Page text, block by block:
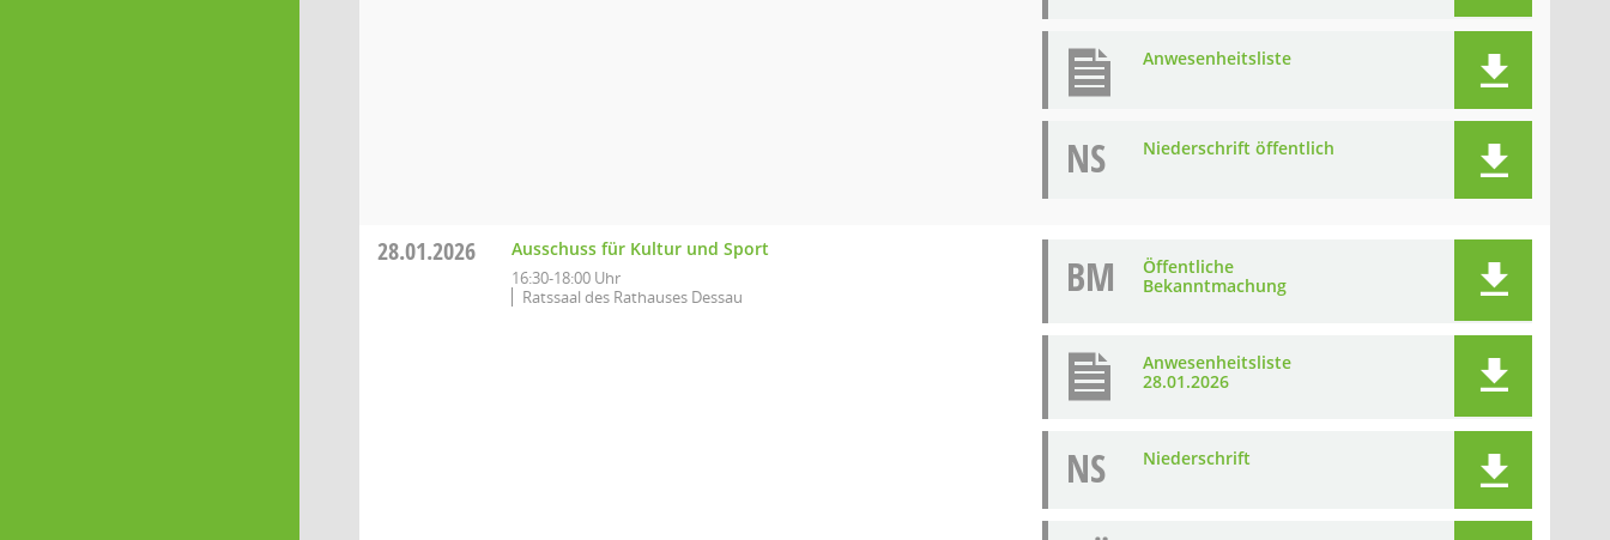
Anwesenheitsliste
NS Niederschrift öffentlich
28.01.2026 Ausschuss für Kultur und Sport
16:30-18:00 Uhr
Ratssaal des Rathauses Dessau
BM
Öffentliche
Bekanntmachung
Anwesenheitsliste
28.01.2026
NS Niederschrift